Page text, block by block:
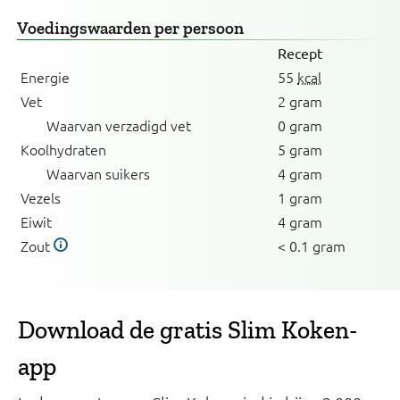
Voedingswaardenper persoon
Recept
Energie 55 kcal
Vet
2 gram
Waarvan verzadigd vet
0 gram
Koolhydraten
5 gram
Waarvan suikers
4 gram
Vezels
1 gram
Eiwit
4 gram
Zout
< 0.1 gram
Download de gratis Slim Koken-
app